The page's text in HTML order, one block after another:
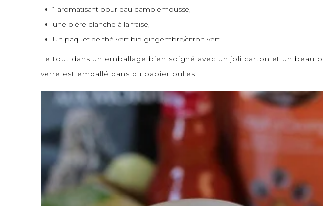
1 aromatisant pour eau pamplemousse,
une bière blanche à la fraise,
Un paquet de thé vert bio gingembre/citron vert.
Le tout dans un emballage bien soigné avec un joli carton et un beau
verre est emballé dans du papier bulles.